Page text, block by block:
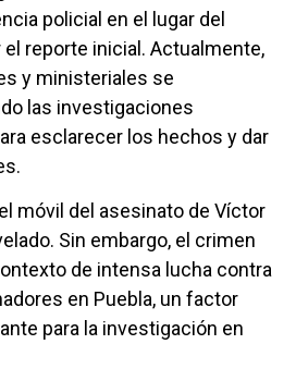
policial en el lugar del
el reporte inicial. Actualmente,
y ministeriales se
las investigaciones
esclarecer los hechos y dar
móvil del asesinato de Víctor
Sin embargo, el crimen
de intensa lucha contra
en Puebla, un factor
para la investigación en